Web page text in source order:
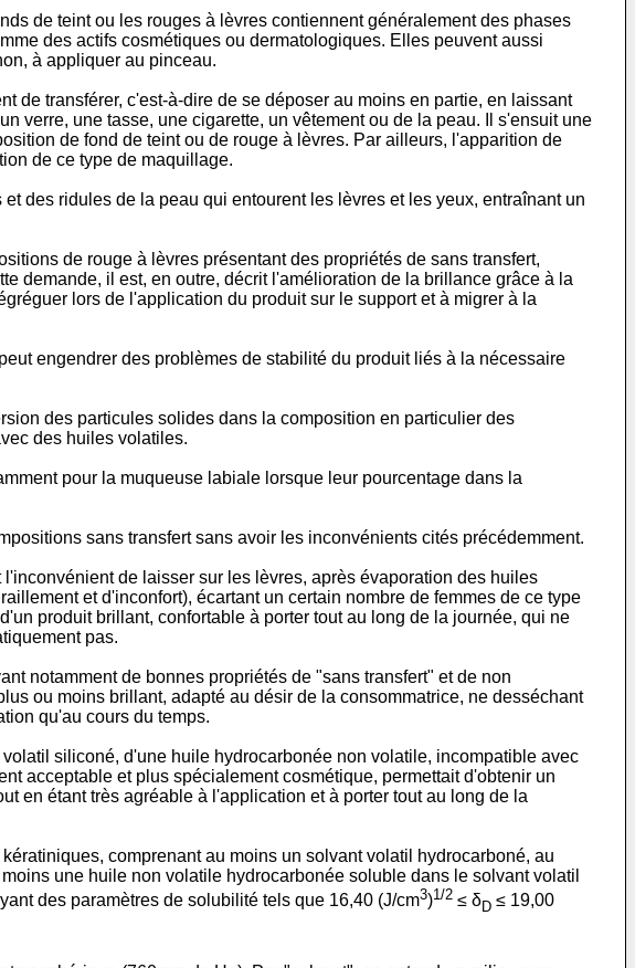
de teint ou les rouges à lèvres contiennent généralement des phases
des actifs cosmétiques ou dermatologiques. Elles peuvent aussi
à appliquer au pinceau.
de transférer, c'est-à-dire de se déposer au moins en partie, en laissant
verre, une tasse, une cigarette, un vêtement ou de la peau. Il s'ensuit une
de fond de teint ou de rouge à lèvres. Par ailleurs, l'apparition de
de ce type de maquillage.
des ridules de la peau qui entourent les lèvres et les yeux, entraînant un
de rouge à lèvres présentant des propriétés de sans transfert,
demande, il est, en outre, décrit l'amélioration de la brillance grâce à la
lors de l'application du produit sur le support et à migrer à la
engendrer des problèmes de stabilité du produit liés à la nécessaire
des particules solides dans la composition en particulier des
des huiles volatiles.
pour la muqueuse labiale lorsque leur pourcentage dans la
sans transfert sans avoir les inconvénients cités précédemment.
de laisser sur les lèvres, après évaporation des huiles
et d'inconfort), écartant un certain nombre de femmes de ce type
produit brillant, confortable à porter tout au long de la journée, qui ne
pas.
notamment de bonnes propriétés de "sans transfert" et de non
ou moins brillant, adapté au désir de la consommatrice, ne desséchant
qu'au cours du temps.
siliconé, d'une huile hydrocarbonée non volatile, incompatible avec
acceptable et plus spécialement cosmétique, permettait d'obtenir un
en étant très agréable à l'application et à porter tout au long de la
comprenant au moins un solvant volatil hydrocarboné, au
une huile non volatile hydrocarbonée soluble dans le solvant volatil
des paramètres de solubilité tels que 16,40 (J/cm3)1/2 ≤ δD ≤ 19,00